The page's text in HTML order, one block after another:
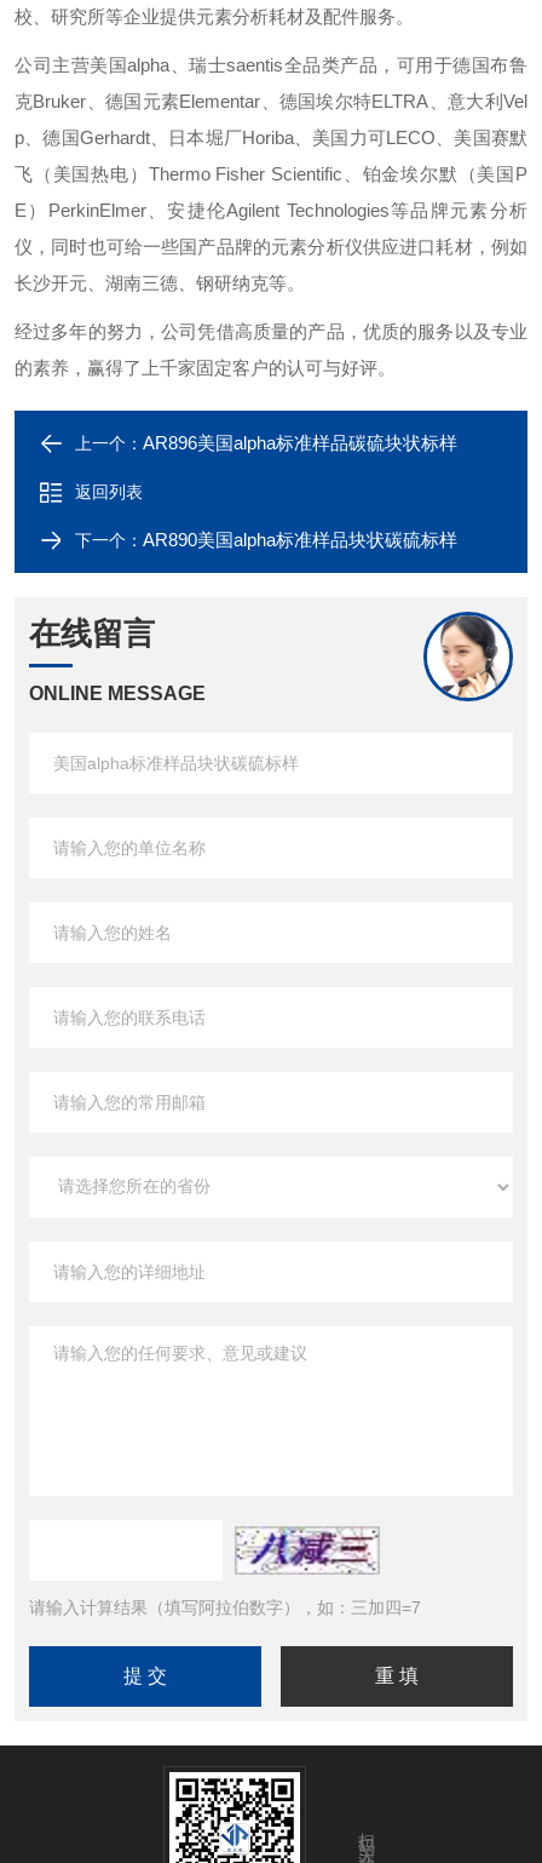
校、研究所等企业提供元素分析耗材及配件服务。
公司主营美国alpha、瑞士saentis全品类产品，可用于德国布鲁
克Bruker、德国元素Elementar、德国埃尔特ELTRA、意大利Vel
p、德国Gerhardt、日本堀厂Horiba、美国力可LECO、美国赛默
飞（美国热电）Thermo Fisher Scientific、铂金埃尔默（美国P
E）PerkinElmer、安捷伦Agilent Technologies等品牌元素分析
仪，同时也可给一些国产品牌的元素分析仪供应进口耗材，例如
长沙开元、湖南三德、钢研纳克等。
经过多年的努力，公司凭借高质量的产品，优质的服务以及专业
的素养，赢得了上千家固定客户的认可与好评。
上一个： AR896美国alpha标准样品碳硫块状标样
返回列表
下一个： AR890美国alpha标准样品块状碳硫标样
在线留言
ONLINE MESSAGE
请输入计算结果（填写阿拉伯数字），如：三加四=7
扫码关注我们